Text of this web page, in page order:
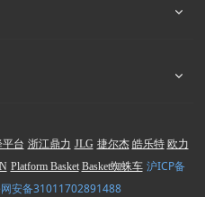
平台 浙江鼎力 JLG 捷尔杰 皓乐特 欧力
Platform Basket Basket蜘蛛车 沪ICP备
安备31011702891488